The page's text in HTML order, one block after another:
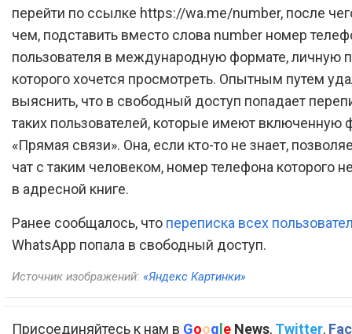
перейти по ссылке https://wa.me/number, после
чем, подставить вместо слова number номер
пользователя в международную формате, личную
которого хочется просмотреть. Опытным путем
выяснить, что в свободный доступ попадает
таких пользователей, которые имеют включенную
«Прямая связи». Она, если кто-то не знает,
чат с таким человеком, номер телефона которого
в адресной книге.
Ранее сообщалось, что переписка всех
WhatsApp попала в свободный доступ.
Источник изображений: «Яндекс Картинки»
Присоединяйтесь к нам в Google News, Twitter,